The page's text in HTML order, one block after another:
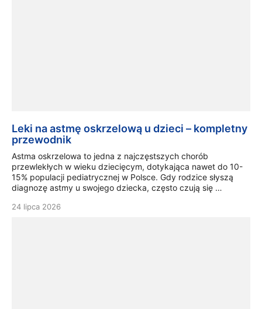
Leki na astmę oskrzelową u dzieci – kompletny
przewodnik
Astma oskrzelowa to jedna z najczęstszych chorób
przewlekłych w wieku dziecięcym, dotykająca nawet do 10-
15% populacji pediatrycznej w Polsce. Gdy rodzice słyszą
diagnozę astmy u swojego dziecka, często czują się …
24 lipca 2026